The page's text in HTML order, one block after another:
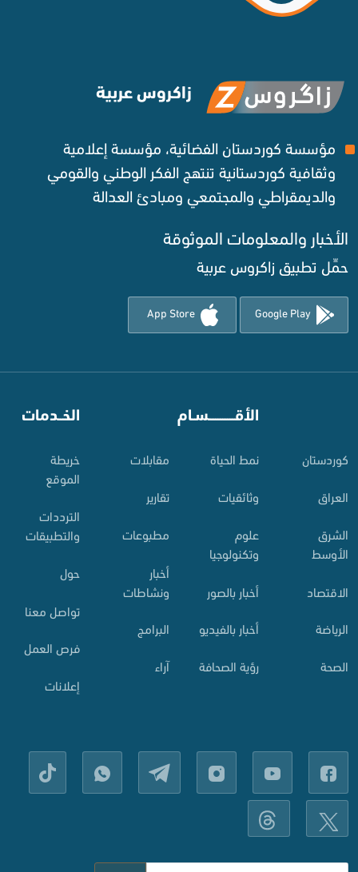
زاكروس عربية
مؤسسة كوردستان الفضائية، مؤسسة إعلامية
وثقافية كوردستانية تنتهج الفكر الوطني والقومي
والديمقراطي والمجتمعي ومبادئ العدالة ‌
الأخبار والمعلومات الموثوقة‌
حمِّل تطبيق زاكروس عربية
Google Play
App Store
کوردستان
العراق
الشرق
الأوسط
الاقتصاد
الرياضة
الصحة
الأقـــــــــــسـام
نمط الحياة
وثائقيات
علوم
وتكنولوجيا
أخبار بالصور
أخبار بالفيديو
رؤية الصحافة
مقابلات
تقارير
مطبوعات
أخبار
ونشاطات
البرامج
آراء
الخــدمات
خريطة
الموقع
الترددات
والتطبيقات
حول
تواصل معنا
فرص العمل
إعلانات